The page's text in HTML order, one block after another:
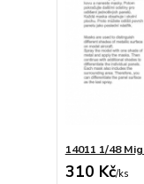
14011 1/48
310 Kč/ks